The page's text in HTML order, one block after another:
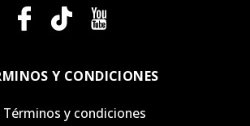
Y CONDICIONES
y condiciones